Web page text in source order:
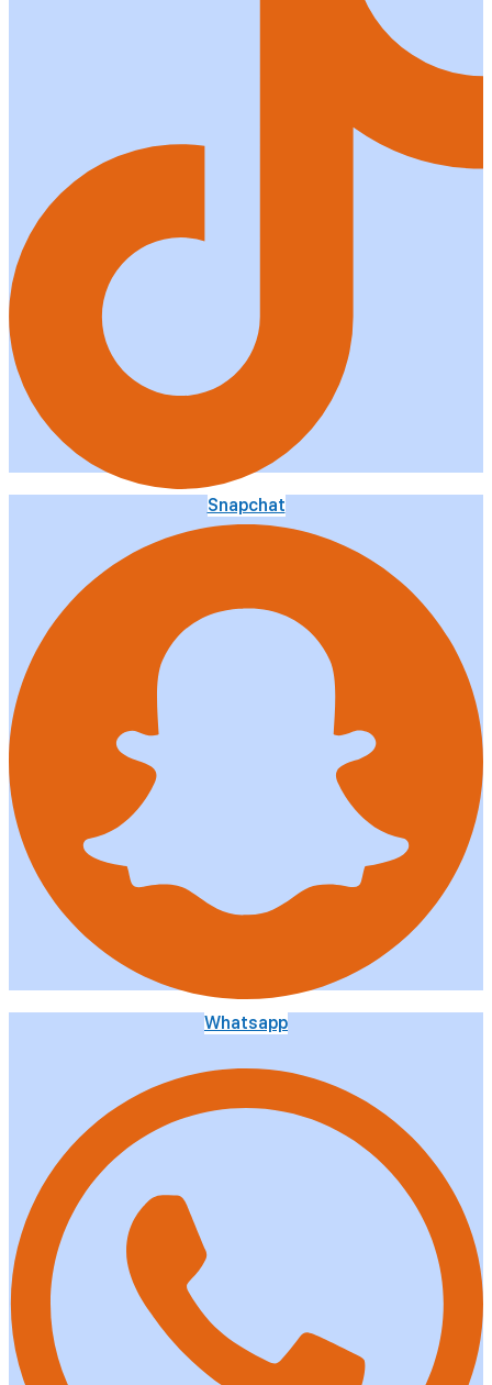
Snapchat
Whatsapp